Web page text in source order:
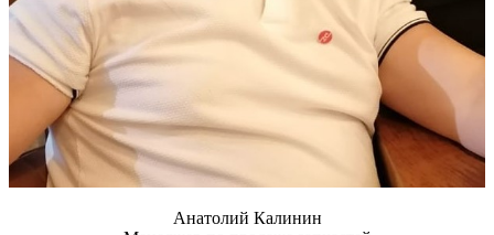
Анатолий Калинин